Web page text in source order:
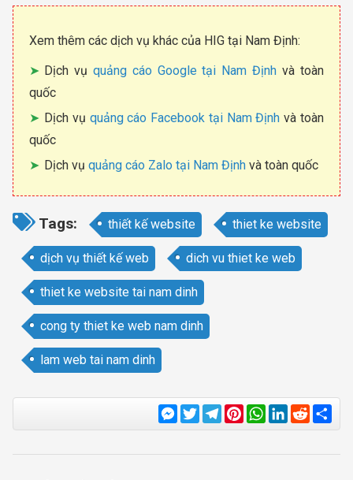
Xem thêm các dịch vụ khác của HIG tại Nam Định:
Dịch vụ quảng cáo Google tại Nam Định và toàn
quốc
Dịch vụ quảng cáo Facebook tại Nam Định và toàn
quốc
Dịch vụ quảng cáo Zalo tại Nam Định và toàn quốc
Tags: thiết kế website thiet ke website
dịch vụ thiết kế web dich vu thiet ke web
thiet ke website tai nam dinh
cong ty thiet ke web nam dinh
lam web tai nam dinh
Messenger
TwitterTelegram
Pinterest
WhatsApp
LinkedIn
Reddit